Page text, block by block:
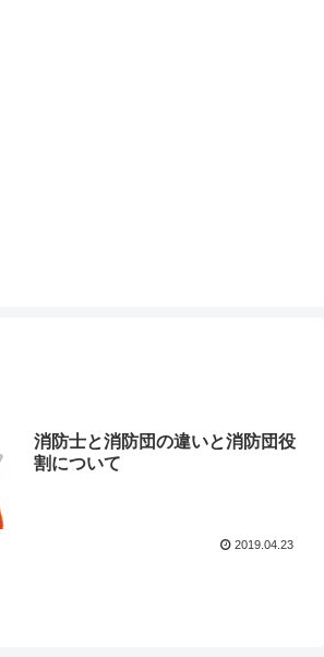
消防士と消防団の違いと消防団役
割について
2019.04.23